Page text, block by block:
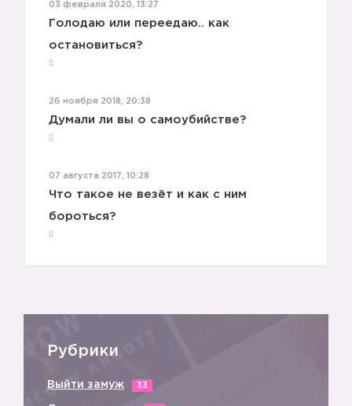
03 февраля 2020, 13:27
Голодаю или переедаю.. как
остановиться?
26 ноября 2018, 20:38
Думали ли вы о самоубийстве?
07 августа 2017, 10:28
Что такое не везёт и как с ним
бороться?
Рубрики
Выйти замуж 33